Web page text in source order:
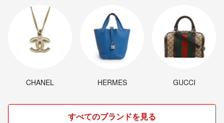
CHANEL HERMES GUCCI
すべてのブランドを見る